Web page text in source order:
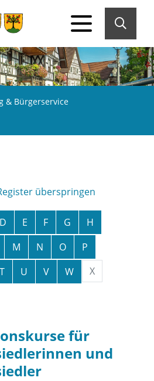
& Bürgerservice
überspringen
D E F G
H
M N O
P
T U V W
X
für
und